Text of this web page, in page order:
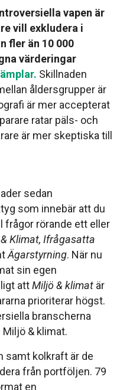
vapen är
vill exkludera i
fler än 10 000
värderingar
Skillnaden
åldersgrupper är
är mer accepterat
ratar päls- och
är mer skeptiska till
sedan
som innebär att du
frågor rörande ett eller
Klimat, Ifrågasatta
Ägarstyrning. När nu
sin egen
attMiljö & klimat är
prioriterar högst.
branscherna
& klimat.
samt kolkraft är de
från portföljen. 79
en